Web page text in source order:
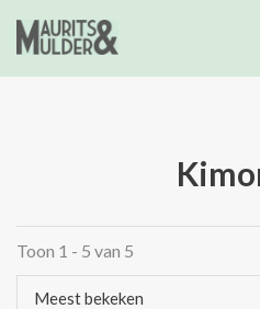
Toon 1 - 5 van 5
Meest bekeken